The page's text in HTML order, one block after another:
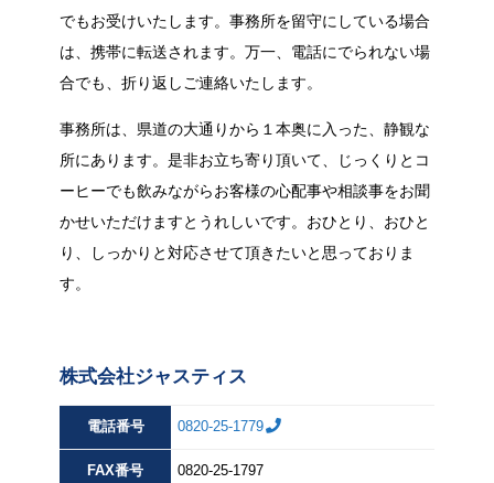
でもお受けいたします。事務所を留守にしている場合
は、携帯に転送されます。万一、電話にでられない場
合でも、折り返しご連絡いたします。
事務所は、県道の大通りから１本奥に入った、静観な
所にあります。是非お立ち寄り頂いて、じっくりとコ
ーヒーでも飲みながらお客様の心配事や相談事をお聞
かせいただけますとうれしいです。おひとり、おひと
り、しっかりと対応させて頂きたいと思っておりま
す。
株式会社ジャスティス
電話番号 0820-25-1779
FAX番号 0820-25-1797